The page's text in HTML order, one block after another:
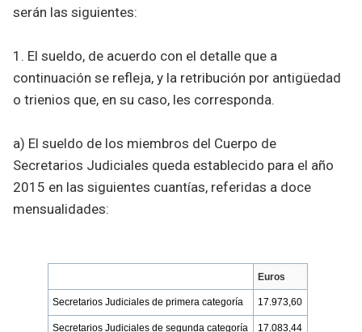
serán las siguientes:
1. El sueldo, de acuerdo con el detalle que a
continuación se refleja, y la retribución por antigüedad
o trienios que, en su caso, les corresponda.
a) El sueldo de los miembros del Cuerpo de
Secretarios Judiciales queda establecido para el año
2015 en las siguientes cuantías, referidas a doce
mensualidades:
Euros
Secretarios Judiciales de primera categoría 17.973,60
Secretarios Judiciales de segunda categoría 17.083,44